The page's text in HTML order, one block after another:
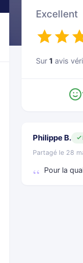
Excellent
Sur 1 avis
Philippe B.
Partagé le 28
Pour la